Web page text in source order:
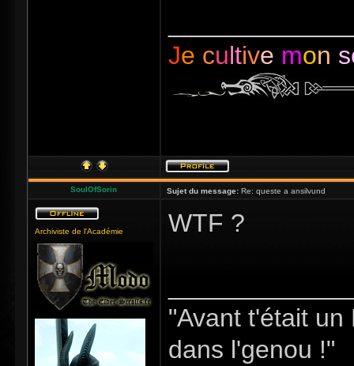
Je cultive mon
SoulOfSorin Sujet du message: Re: queste a ansilvund
Archiviste de l'Académie WTF ?
"Avant t'était
dans l'genou !"